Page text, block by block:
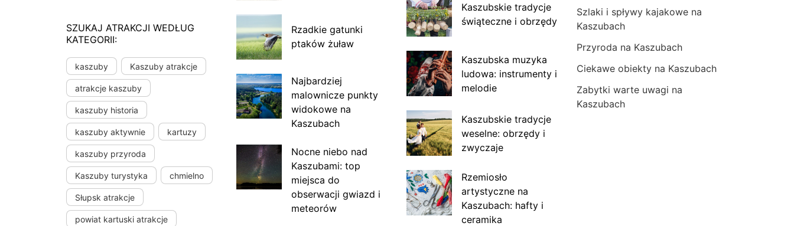
SZUKAJ ATRAKCJI WEDŁUG
KATEGORII:
kaszuby Kaszuby atrakcje
atrakcje kaszuby
kaszuby historia
kaszuby aktywnie kartuzy
kaszuby przyroda
Kaszuby turystyka chmielno
Słupsk atrakcje
powiat kartuski atrakcje
Rzadkie gatunki
ptaków żuław
Najbardziej
malownicze punkty
widokowe na
Kaszubach
Nocne niebo nad
Kaszubami: top
miejsca do
obserwacji gwiazd i
meteorów
Kaszubskie tradycje
świąteczne i obrzędy
Kaszubska muzyka
ludowa: instrumenty i
melodie
Kaszubskie tradycje
weselne: obrzędy i
zwyczaje
Rzemiosło
artystyczne na
Kaszubach: hafty i
ceramika
Szlaki i spływy kajakowe na
Kaszubach
Przyroda na Kaszubach
Ciekawe obiekty na Kaszubach
Zabytki warte uwagi na
Kaszubach